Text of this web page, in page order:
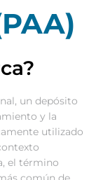
un depósito
y la
utilizado
el término